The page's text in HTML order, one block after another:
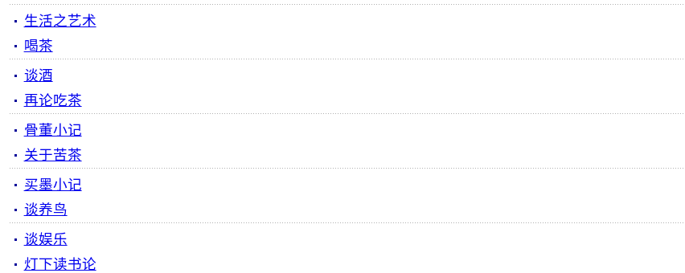
生活之艺术
喝茶
谈酒
再论吃茶
骨董小记
关于苦茶
买墨小记
谈养鸟
谈娱乐
灯下读书论